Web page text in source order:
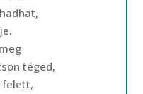
téged,
felett,